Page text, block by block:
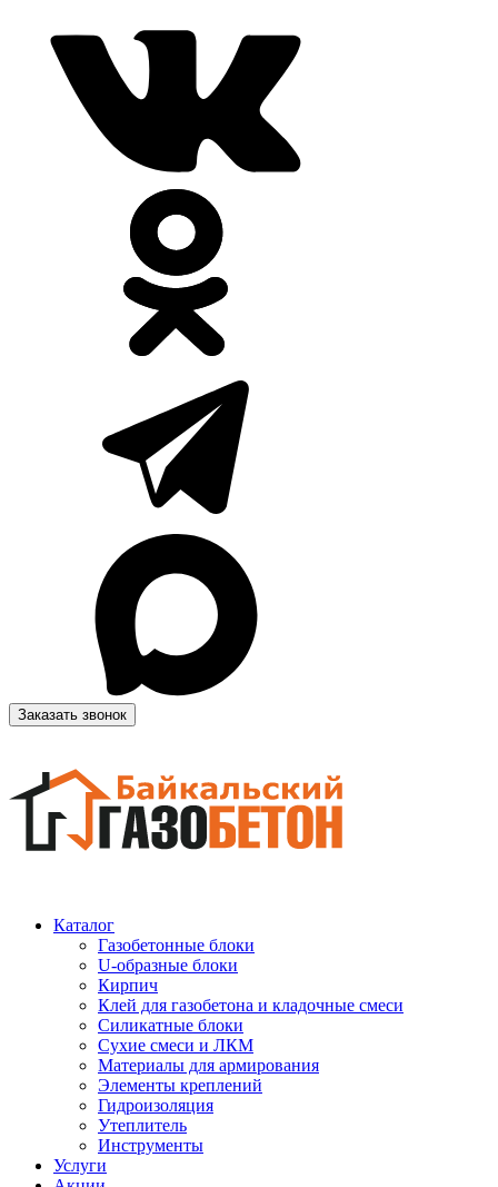
Заказать звонок
Каталог
Газобетонные блоки
U-образные блоки
Кирпич
Клей для газобетона и кладочные смеси
Силикатные блоки
Сухие смеси и ЛКМ
Материалы для армирования
Элементы креплений
Гидроизоляция
Утеплитель
Инструменты
Услуги